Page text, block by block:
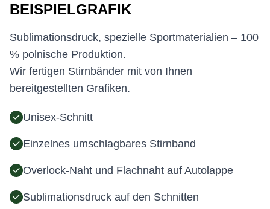
BEISPIELGRAFIK
Sublimationsdruck, spezielle Sportmaterialien – 100
% polnische Produktion.
Wir fertigen Stirnbänder mit von Ihnen
bereitgestellten Grafiken.
Unisex-Schnitt
Einzelnes umschlagbares Stirnband
Overlock-Naht und Flachnaht auf Autolappe
Sublimationsdruck auf den Schnitten